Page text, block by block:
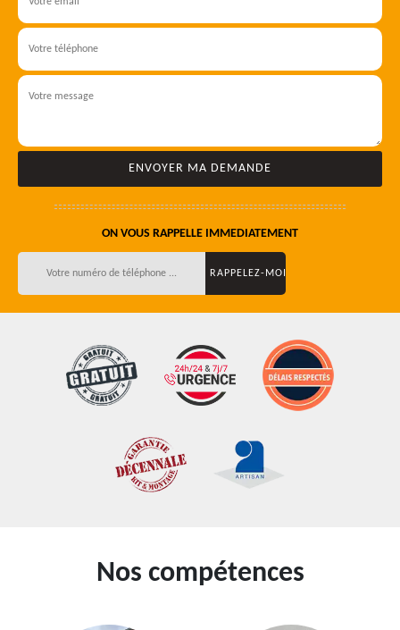
ON VOUS RAPPELLE IMMEDIATEMENT
Nos compétences